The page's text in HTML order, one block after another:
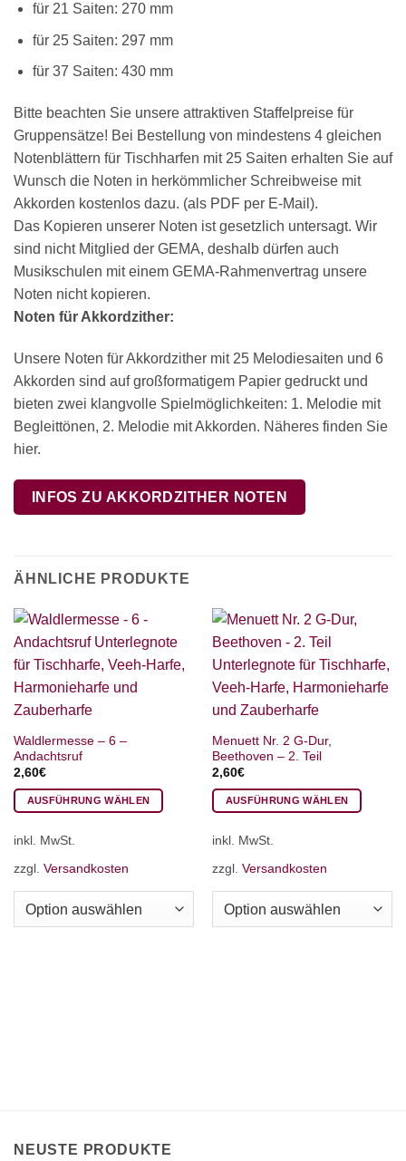
für 21 Saiten: 270 mm
für 25 Saiten: 297 mm
für 37 Saiten: 430 mm
Bitte beachten Sie unsere attraktiven Staffelpreise für
Gruppensätze! Bei Bestellung von mindestens 4 gleichen
Notenblättern für Tischharfen mit 25 Saiten erhalten Sie auf
Wunsch die Noten in herkömmlicher Schreibweise mit
Akkorden kostenlos dazu. (als PDF per E-Mail).
Das Kopieren unserer Noten ist gesetzlich untersagt. Wir
sind nicht Mitglied der GEMA, deshalb dürfen auch
Musikschulen mit einem GEMA-Rahmenvertrag unsere
Noten nicht kopieren.
Noten für Akkordzither:
Unsere Noten für Akkordzither mit 25 Melodiesaiten und 6
Akkorden sind auf großformatigem Papier gedruckt und
bieten zwei klangvolle Spielmöglichkeiten: 1. Melodie mit
Begleittönen, 2. Melodie mit Akkorden. Näheres finden Sie
hier.
INFOS ZU AKKORDZITHER NOTEN
ÄHNLICHE PRODUKTE
Waldlermesse – 6 –
Andachtsruf
2,60€
AUSFÜHRUNG WÄHLEN
Produkt
mehrere
auf.
inkl. MwSt.
zzgl. Versandkosten
Menuett Nr. 2 G-Dur,
Beethoven – 2. Teil
2,60€
AUSFÜHRUNG WÄHLEN
Produkt
mehrere
auf.
inkl. MwSt.
zzgl. Versandkosten
NEUSTE PRODUKTE
Chat Support
AKKORDZITHER